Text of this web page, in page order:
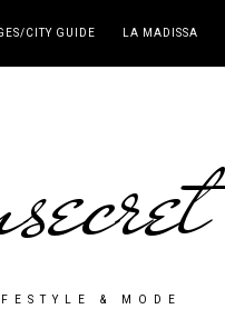
CITY GUIDE LA MADISSA
& MODE